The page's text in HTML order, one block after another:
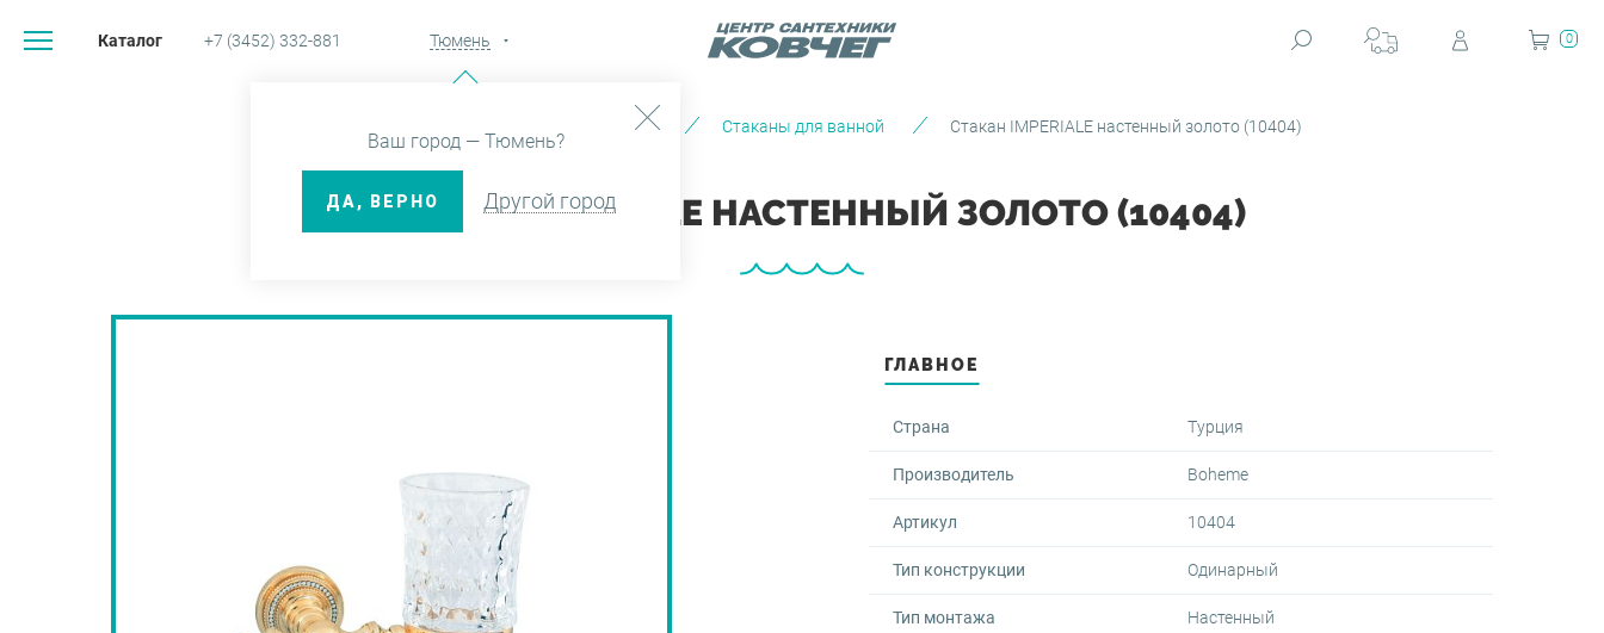
Каталог +7 (3452) 332-881 Тюмень
Ваш город — Тюмень?
ДА, ВЕРНО Другой город
0
Аксессуары Стаканы для ванной Стакан IMPERIALE настенный золото (10404)
СТАКАН IMPERIALE НАСТЕННЫЙ ЗОЛОТО (10404)
ГЛАВНОЕ
Страна Турция
Производитель Boheme
Артикул 10404
Тип конструкции Одинарный
Тип монтажа Настенный